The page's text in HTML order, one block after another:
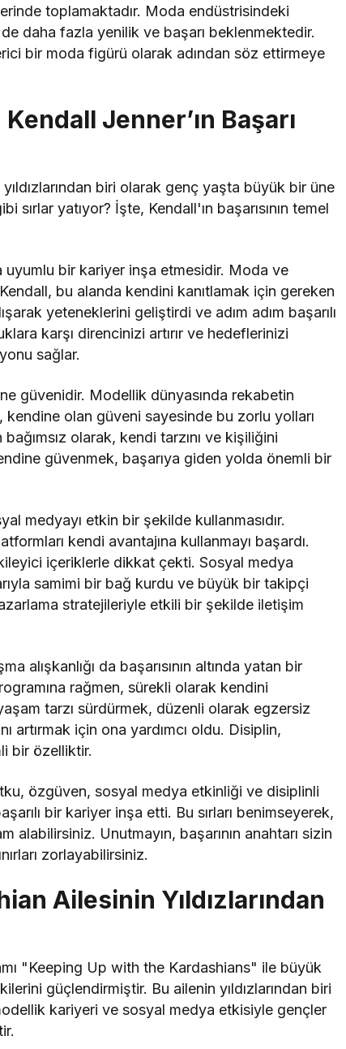
toplamaktadır. Moda endüstrisindeki
daha fazla yenilik ve başarı beklenmektedir.
bir moda figürü olarak adından söz ettirmeye
Jenner’ın Başarı
biri olarak genç yaşta büyük bir üne
sırlar yatıyor? İşte, Kendall'ın başarısının temel
uyumlu bir kariyer inşa etmesidir. Moda ve
bu alanda kendini kanıtlamak için gereken
yeteneklerini geliştirdi ve adım adım başarılı
karşı direncinizi artırır ve hedeflerinizi
sağlar.
güvenidir. Modellik dünyasında rekabetin
olan güveni sayesinde bu zorlu yolları
olarak, kendi tarzını ve kişiliğini
güvenmek, başarıya giden yolda önemli bir
medyayı etkin bir şekilde kullanmasıdır.
kendi avantajına kullanmayı başardı.
içeriklerle dikkat çekti. Sosyal medya
samimi bir bağ kurdu ve büyük bir takipçi
stratejileriyle etkili bir şekilde iletişim
alışkanlığı da başarısının altında yatan bir
rağmen, sürekli olarak kendini
tarzı sürdürmek, düzenli olarak egzersiz
artırmak için ona yardımcı oldu. Disiplin,
bir özelliktir.
özgüven, sosyal medya etkinliği ve disiplinli
bir kariyer inşa etti. Bu sırları benimseyerek,
Unutmayın, başarının anahtarı sizin
zorlayabilirsiniz.
Ailesinin Yıldızlarından
"Keeping Up with the Kardashians" ile büyük
güçlendirmiştir. Bu ailenin yıldızlarından biri
kariyeri ve sosyal medya etkisiyle gençler